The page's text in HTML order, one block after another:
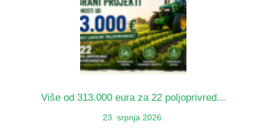
Više od 313.000 eura za 22 poljoprivred...
23. srpnja 2026.